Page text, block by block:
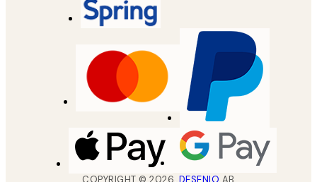
COPYRIGHT ©2026, DESENIO AB